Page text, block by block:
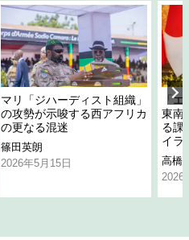
マリ「ジハーディスト組織」
の攻勢が示唆する西アフリカ
の更なる混迷
篠田英朗
2026年5月15日
「
東南
る課
イラ
高橋
2026